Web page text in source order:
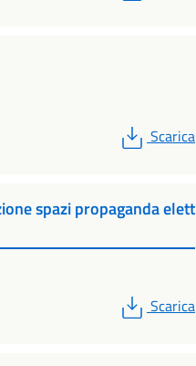
PDF
Scarica
spazi propaganda elett
PDF
Scarica